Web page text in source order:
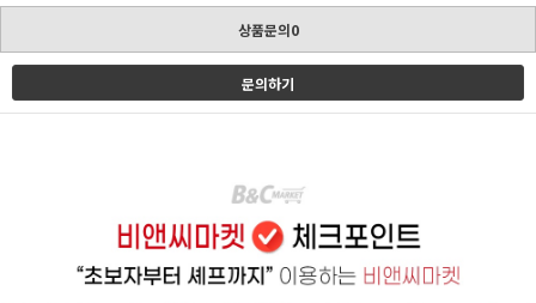
상품문의0
문의하기